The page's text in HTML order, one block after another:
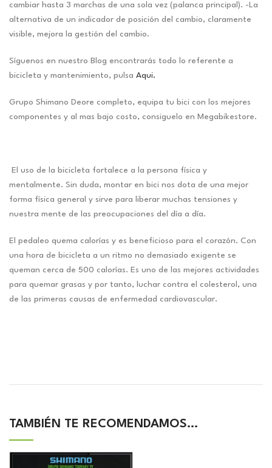
cambiar hasta 3 marchas de una sola vez (palanca principal). -La
alternativa de un indicador de posición del cambio, claramente
visible, mejora la gestión del cambio.
Síguenos en nuestro Blog encontrarás todo lo referente a
bicicleta y mantenimiento, pulsa Aqui.
Grupo Shimano Deore completo, equipa tu bici con los mejores
componentes y al mas bajo costo, consiguelo en Megabikestore.
El uso de la bicicleta fortalece a la persona física y
mentalmente. Sin duda, montar en bici nos dota de una mejor
forma física general y sirve para liberar muchas tensiones y
nuestra mente de las preocupaciones del día a día.
El pedaleo quema calorías y es beneficioso para el corazón. Con
una hora de bicicleta a un ritmo no demasiado exigente se
queman cerca de 500 calorías. Es uno de las mejores actividades
para quemar grasas y por tanto, luchar contra el colesterol, una
de las primeras causas de enfermedad cardiovascular.
TAMBIÉN TE RECOMENDAMOS…